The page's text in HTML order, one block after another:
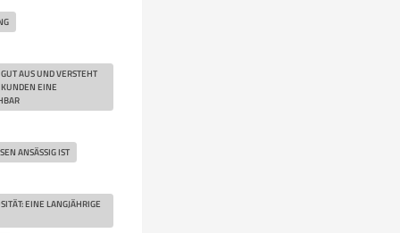
AUS UND VERSTEHT
EINE
ANSÄSSIG IST
EINE LANGJÄHRIGE